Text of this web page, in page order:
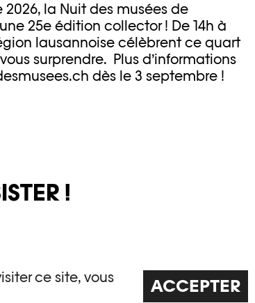
ce site, vous
ACCEPTER
2026, la Nuit des musées de
25e édition collector ! De 14h à
lausannoise célèbrent ce quart
surprendre. Plus d’informations
dès le 3 septembre !
!